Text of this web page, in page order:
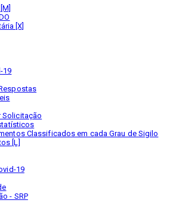
[X]
19
Solicitação
Classificados em cada Grau de Sigilo
[L]
19
- SRP